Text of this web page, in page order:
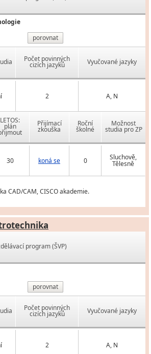
porovnat
Počet povinných
cizích jazyků Vyučované jazyky
2 A, N
LETOS:
plán Přijímací
zkouška
Roční
školné
Možnost
studia pro ZP
30 koná se 0 Sluchově,
Tělesně
CAD/CAM, CISCO akademie.
program (ŠVP)
porovnat
Počet povinných
cizích jazyků Vyučované jazyky
2 A, N